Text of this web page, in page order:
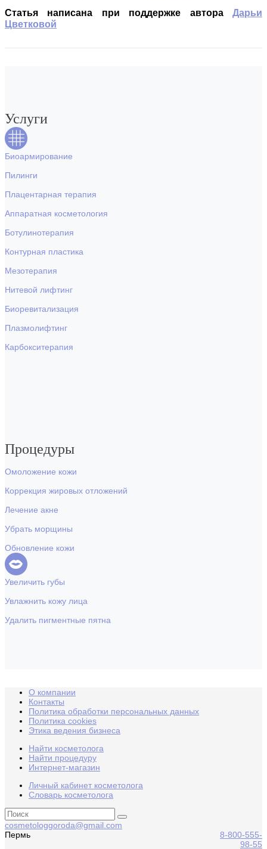
Статья написана при поддержке автора Дарьи
Цветковой
Услуги
Биоармирование
Пилинги
Плацентарная терапия
Аппаратная косметология
Ботулинотерапия
Контурная пластика
Мезотерапия
Нитевой лифтинг
Биоревитализация
Плазмолифтинг
Карбокситерапия
Процедуры
Омоложение кожи
Коррекция жировых отложений
Лечение акне
Убрать морщины
Обновление кожи
Увеличить губы
Увлажнить кожу лица
Удалить пигментные пятна
О компании
Контакты
Политика обработки персональных данных
Политика cookies
Этика ведения бизнеса
Найти косметолога
Найти процедуру
Интернет-магазин
Личный кабинет косметолога
Словарь косметолога
cosmetologgoroda@gmail.com
Пермь
8-800-555-
98-55